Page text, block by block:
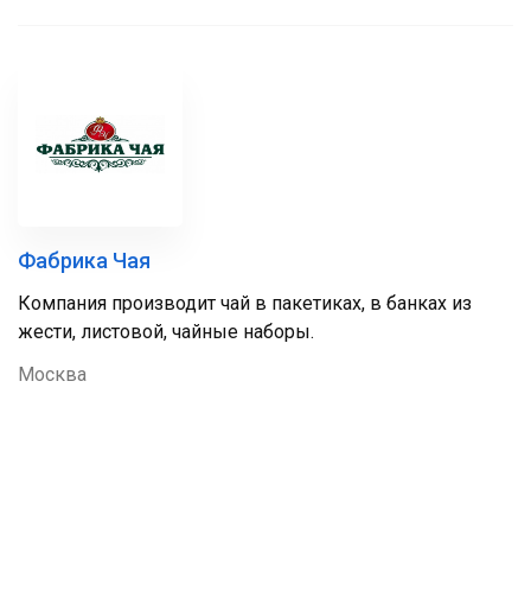
Фабрика Чая
Компания производит чай в пакетиках, в банках из
жести, листовой, чайные наборы.
Москва